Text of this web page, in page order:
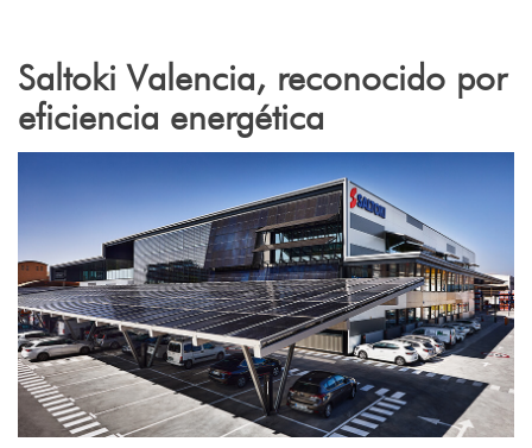
Saltoki Valencia, reconocido por
eficiencia energética